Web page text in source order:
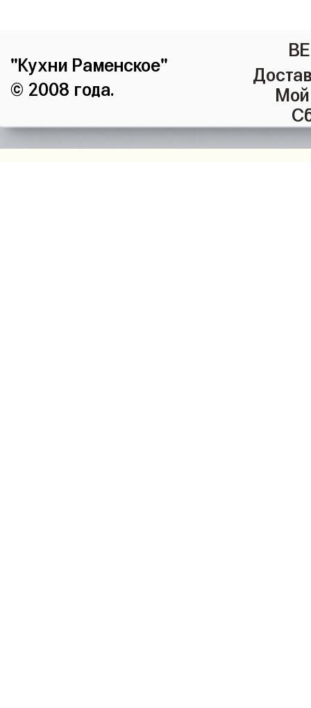
"Кухни Раменское"
© 2008 года.